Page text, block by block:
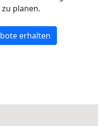
planen.
erhalten